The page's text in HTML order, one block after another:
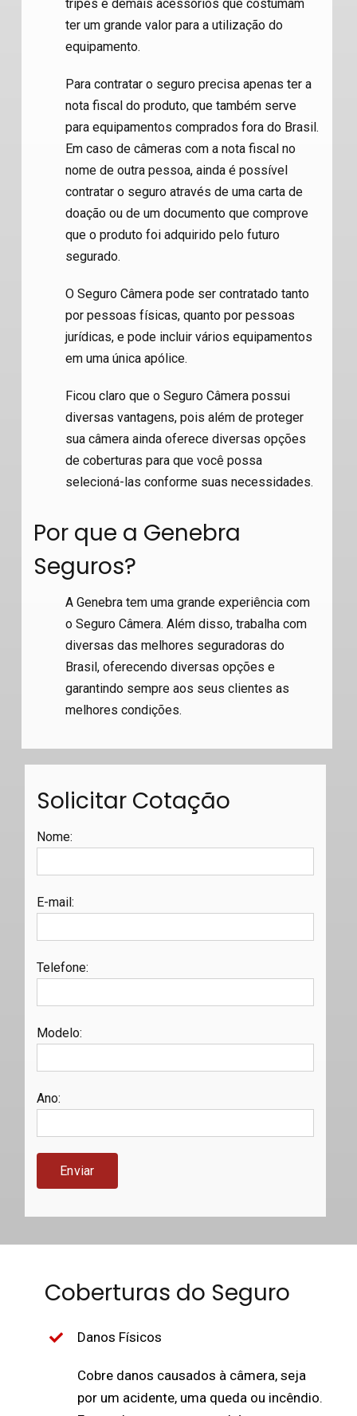
tripés e demais acessórios que costumam
ter um grande valor para a utilização do
equipamento.
Para contratar o seguro precisa apenas ter a
nota fiscal do produto, que também serve
para equipamentos comprados fora do Brasil.
Em caso de câmeras com a nota fiscal no
nome de outra pessoa, ainda é possível
contratar o seguro através de uma carta de
doação ou de um documento que comprove
que o produto foi adquirido pelo futuro
segurado.
O Seguro Câmera pode ser contratado tanto
por pessoas físicas, quanto por pessoas
jurídicas, e pode incluir vários equipamentos
em uma única apólice.
Ficou claro que o Seguro Câmera possui
diversas vantagens, pois além de proteger
sua câmera ainda oferece diversas opções
de coberturas para que você possa
selecioná-las conforme suas necessidades.
Por que a Genebra
Seguros?
A Genebra tem uma grande experiência com
o Seguro Câmera. Além disso, trabalha com
diversas das melhores seguradoras do
Brasil, oferecendo diversas opções e
garantindo sempre aos seus clientes as
melhores condições.
Solicitar Cotação
Nome:
E-mail:
Telefone:
Modelo:
Ano:
Coberturas do Seguro
Danos Físicos
Cobre danos causados à câmera, seja
por um acidente, uma queda ou incêndio.